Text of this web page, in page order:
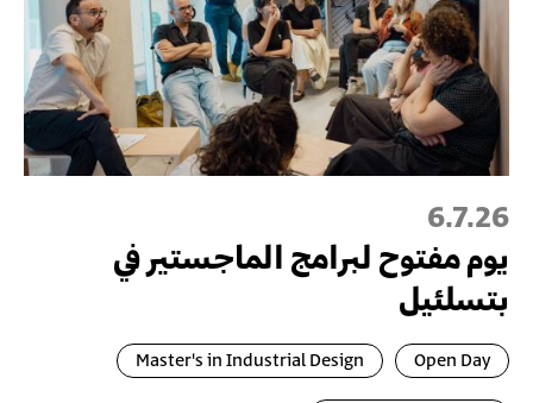
6.7.26
يوم مفتوح لبرامج الماجستير في
بتسلئيل
Open Day
Master's in Industrial Design